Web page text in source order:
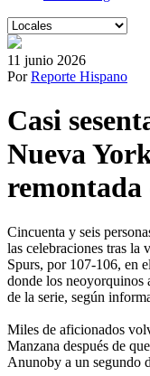
11 junio 2026
PorReporte Hispano
Casi
Nueva
remontada
Cincuenta y seis
las celebraciones tras
Spurs, por 107-106, en
donde los neoyorquinos
de la serie, según
Miles de aficionados
Manzana después de
Anunoby a un segundo